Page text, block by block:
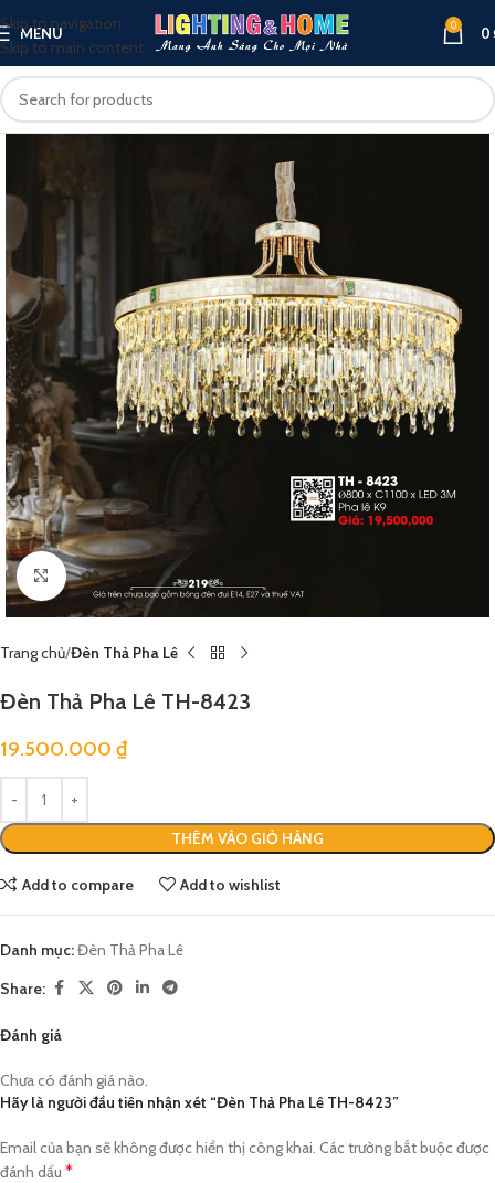
Skip to navigation
Skip to main content
MENU 0 0
Click to enlarge
Trang chủ Đèn Thả Pha Lê
Đèn Thả Pha Lê TH-8423
19.500.000 ₫
THÊM VÀO GIỎ HÀNG
Add to compare Add to wishlist
Danh mục:Đèn Thả Pha Lê
Share:
Đánh giá
Chưa có đánh giá nào.
Hãy là người đầu tiên nhận xét “Đèn Thả Pha Lê TH-8423”
Email của bạn sẽ không được hiển thị công khai. Các trường bắt buộc được
đánh dấu *